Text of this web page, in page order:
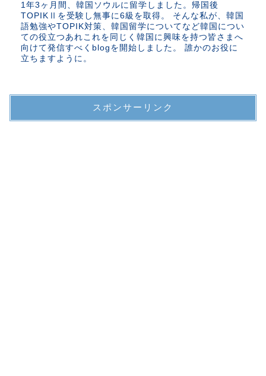
1年3ヶ月間、韓国ソウルに留学しました。帰国後
TOPIKⅡを受験し無事に6級を取得。 そんな私が、韓国
語勉強やTOPIK対策、韓国留学についてなど韓国につい
ての役立つあれこれを同じく韓国に興味を持つ皆さまへ
向けて発信すべくblogを開始しました。 誰かのお役に
立ちますように。
スポンサーリンク